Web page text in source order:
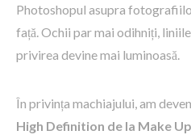
Photoshopul asupra
față. Ochii par mai odihniți,
privirea devine mai luminoasă.
În privința machiajului, am
High Definition de la Make